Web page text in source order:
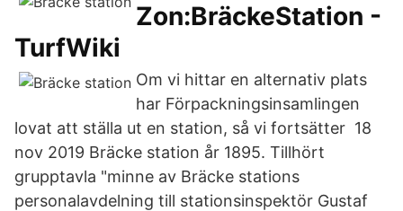
Zon:BräckeStation -
TurfWiki
Om vi hittar en alternativ plats
har Förpackningsinsamlingen
lovat att ställa ut en station, så vi fortsätter 18
nov 2019 Bräcke station år 1895. Tillhört
grupptavla "minne av Bräcke stations
personalavdelning till stationsinspektör Gustaf